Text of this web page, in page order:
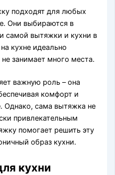
подходят для любых
Они выбираются в
самой вытяжки и кухни в
кухне идеально
занимает много места.
важную роль – она
комфорт и
Однако, сама вытяжка не
привлекательным
помогает решить эту
образ кухни.
кухни